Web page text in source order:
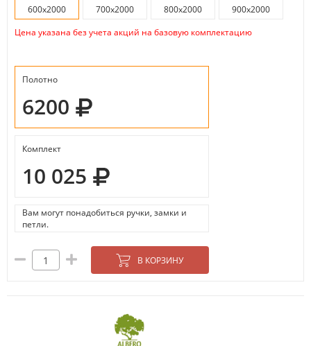
600x2000 700x2000 800x2000
900x2000
Цена указана без учета акций на базовую комплектацию
Полотно
6200
Комплект
10 025
Вам могут понадобиться ручки, замки и
петли.
В КОРЗИНУ